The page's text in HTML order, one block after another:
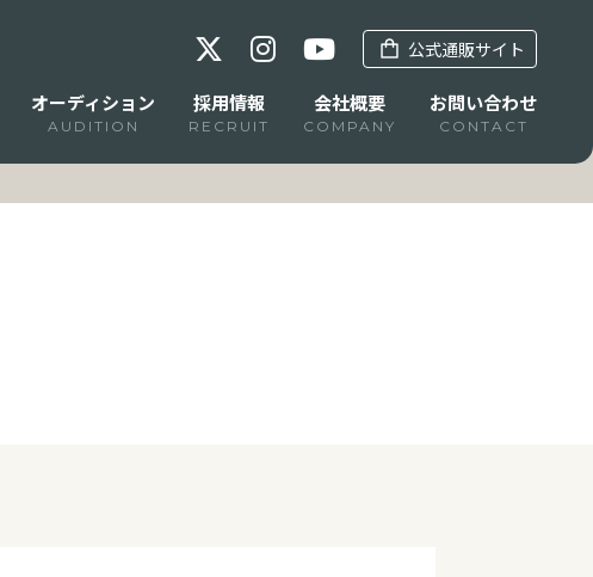
公式通販サイト
オーディション
AUDITION
採用情報
RECRUIT
会社概要
COMPANY
お問い合わせ
CONTACT